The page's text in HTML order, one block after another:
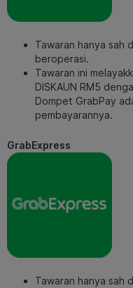
Tawaran hanya sah
beroperasi.
Tawaran ini
DISKAUN RM5
Dompet GrabPay
pembayarannya.
GrabExpress
Tawaran hanya sah